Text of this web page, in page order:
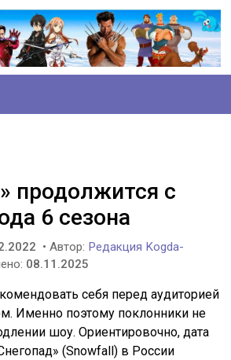
продолжится с
6 сезона
• Автор: Редакция Kogda-
08.11.2025
себя перед аудиторией
Именно поэтому поклонники не
шоу. Ориентировочно, дата
(Snowfall) в России